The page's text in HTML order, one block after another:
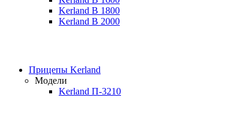
Kerland B 1800
Kerland B 2000
Прицепы Kerland
Модели
Kerland П-3210